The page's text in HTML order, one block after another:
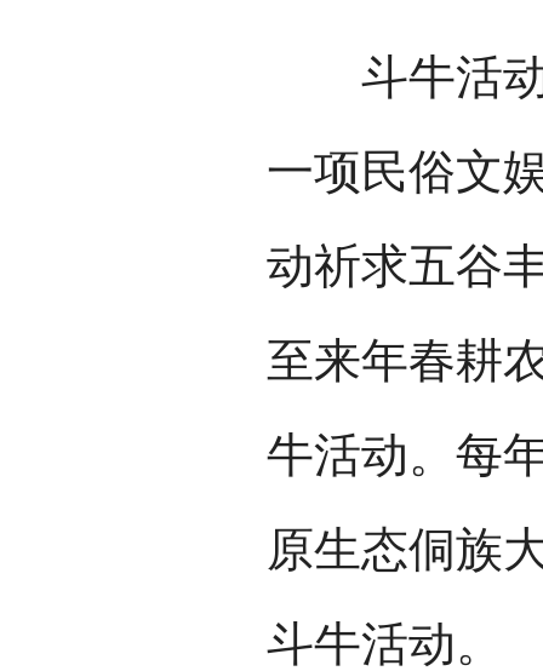
斗牛活动
一项民俗文
动祈求五谷
至来年春耕
牛活动。每
原生态侗族
斗牛活动。